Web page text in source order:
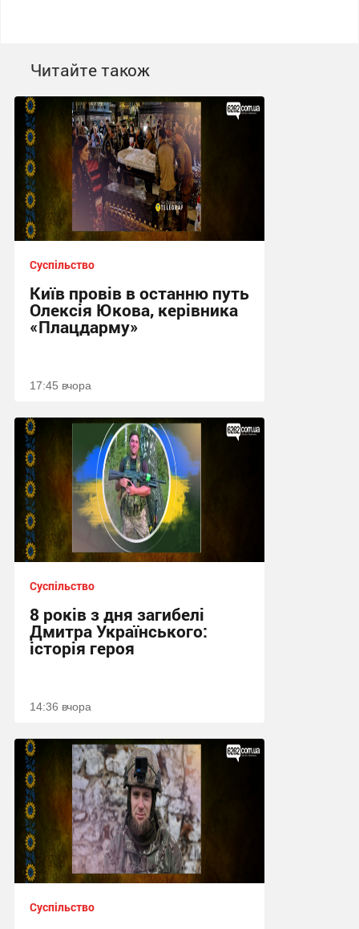
Читайте також
Суспільство
Київ провів в останню путь
Олексія Юкова, керівника
«Плацдарму»
17:45 вчора
Суспільство
8 років з дня загибелі
Дмитра Українського:
історія героя
14:36 вчора
Суспільство